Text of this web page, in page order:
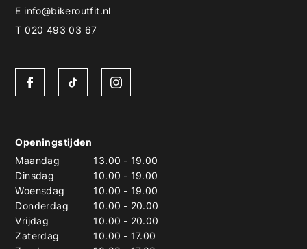
E info@bikeroutfit.nl
T 020 493 03 67
Openingstijden
Maandag
13.00 - 19.00
Dinsdag
10.00 - 19.00
Woensdag
10.00 - 19.00
Donderdag
10.00 - 20.00
Vrijdag
10.00 - 20.00
Zaterdag
10.00 - 17.00